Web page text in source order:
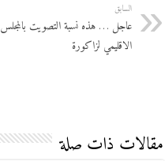
السابق
عاجل … هذه نسبة التصويت بالمجلس
الاقليمي لزاكورة
مقالات ذات صلة